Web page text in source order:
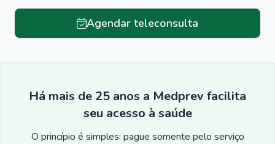
Agendar teleconsulta
Há mais de 25 anos a Medprev facilita
seu acesso à saúde
O princípio é simples: pague somente pelo serviço